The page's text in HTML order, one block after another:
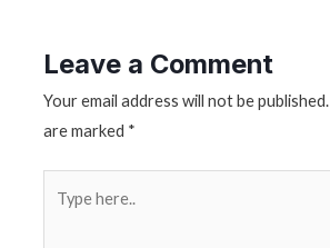
Leave a Comment
Your email address will not be published.
are marked *
here..